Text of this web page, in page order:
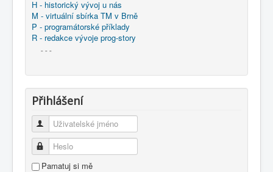
H - historický vývoj u nás
M - virtuální sbírka TM v Brně
P - programátorské příklady
R - redakce vývoje prog-story
- - -
Přihlášení
Uživatelské jméno
Heslo
Pamatuj si mě